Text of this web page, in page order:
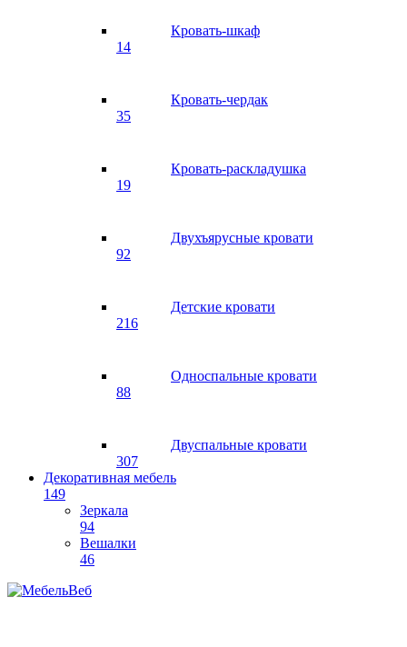
Кровать-шкаф
14
Кровать-чердак
35
Кровать-раскладушка
19
Двухъярусные кровати
92
Детские кровати
216
Односпальные кровати
88
Двуспальные кровати
307
Декоративная мебель
149
Зеркала
94
Вешалки
46